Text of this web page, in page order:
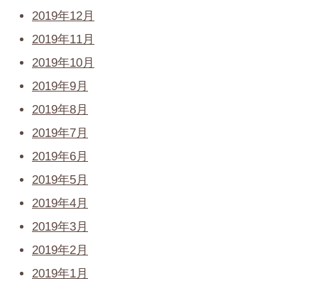
2019年12月
2019年11月
2019年10月
2019年9月
2019年8月
2019年7月
2019年6月
2019年5月
2019年4月
2019年3月
2019年2月
2019年1月